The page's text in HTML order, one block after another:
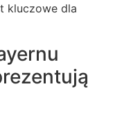
kluczowe dla